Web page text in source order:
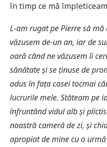
în timp ce mă
L-am rugat pe Pierre să
văzusem de-un an, iar de
oară când ne văzusem îi
sănătate și se ținuse de
adus în fața casei tocmai
lucrurile mele. Stăteam pe
înfruntând vidul alb și
noastră cameră de zi, și
apropiat de mine cu o